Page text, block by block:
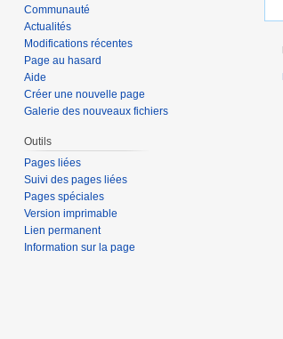
Communauté
Actualités
Modifications récentes
Page au hasard
Aide
Créer une nouvelle page
Galerie des nouveaux fichiers
Outils
Pages liées
Suivi des pages liées
Pages spéciales
Version imprimable
Lien permanent
Information sur la page